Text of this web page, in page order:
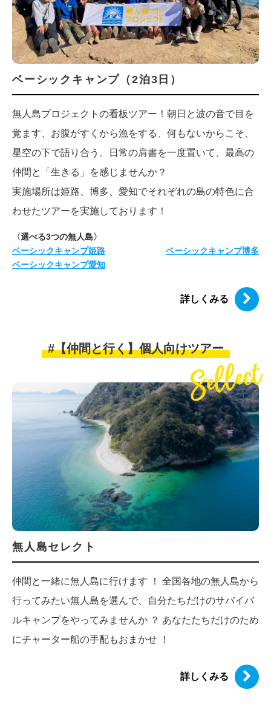
ベーシックキャンプ（2泊3日）
無人島プロジェクトの看板ツアー！朝日と波の音で目を
覚ます、お腹がすくから漁をする、何もないからこそ、
星空の下で語り合う。日常の肩書を一度置いて、最高の
仲間と「生きる」を感じませんか？
実施場所は姫路、博多、愛知でそれぞれの島の特色に合
わせたツアーを実施しております！
〈選べる3つの無人島〉
ベーシックキャンプ姫路
ベーシックキャンプ博多
ベーシックキャンプ愛知
詳しくみる
#【仲間と行く】個人向けツアー
無人島セレクト
仲間と一緒に無人島に行けます ！ 全国各地の無人島から
行ってみたい無人島を選んで、自分たちだけのサバイバ
ルキャンプをやってみませんか ？ あなたたちだけのため
にチャーター船の手配もおまかせ ！
詳しくみる